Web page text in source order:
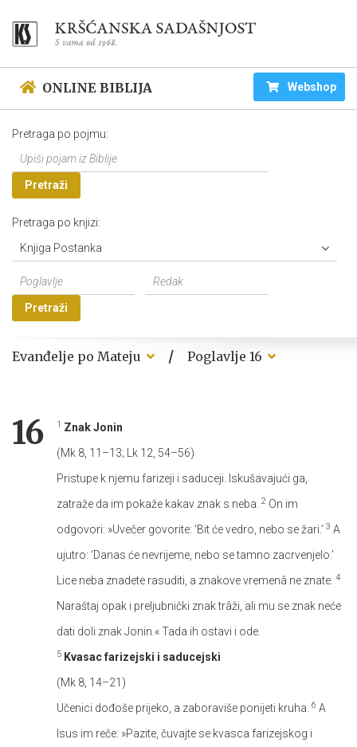
ONLINE BIBLIJA Webshop
Pretraga po pojmu:
Pretraži
Pretraga po knjizi:
Knjiga Postanka
Pretraži
Evanđelje po Mateju / Poglavlje 16
16 1 Znak Jonin
(Mk 8, 11–13; Lk 12, 54–56)
Pristupe k njemu farizeji i saduceji. Iskušavajući ga,
zatraže da im pokaže kakav znak s neba. 2 On im
odgovori: »Uvečer govorite: ‘Bit će vedro, nebo se žari.’ 3 A
ujutro: ‘Danas će nevrijeme, nebo se tamno zacrvenjelo.’
Lice neba znadete rasuditi, a znakove vremenâ ne znate. 4
Naraštaj opak i preljubnički znak trâži, ali mu se znak neće
dati doli znak Jonin.« Tada ih ostavi i ode.
5 Kvasac farizejski i saducejski
(Mk 8, 14–21)
Učenici dođoše prijeko, a zaboraviše ponijeti kruha. 6 A
Isus im reče: »Pazite, čuvajte se kvasca farizejskog i